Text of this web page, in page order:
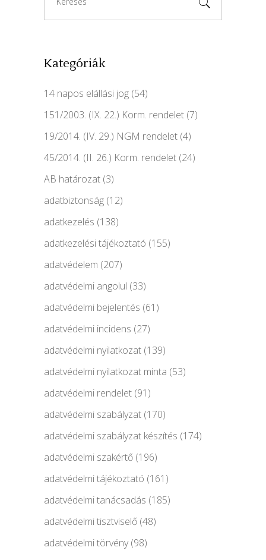
for:
Kategóriák
14 napos elállási jog (54)
151/2003. (IX. 22.) Korm. rendelet (7)
19/2014. (IV. 29.) NGM rendelet (4)
45/2014. (II. 26.) Korm. rendelet (24)
AB határozat (3)
adatbiztonság (12)
adatkezelés (138)
adatkezelési tájékoztató (155)
adatvédelem (207)
adatvédelmi angolul (33)
adatvédelmi bejelentés (61)
adatvédelmi incidens (27)
adatvédelmi nyilatkozat (139)
adatvédelmi nyilatkozat minta (53)
adatvédelmi rendelet (91)
adatvédelmi szabályzat (170)
adatvédelmi szabályzat készítés (174)
adatvédelmi szakértő (196)
adatvédelmi tájékoztató (161)
adatvédelmi tanácsadás (185)
adatvédelmi tisztviselő (48)
adatvédelmi törvény(98)